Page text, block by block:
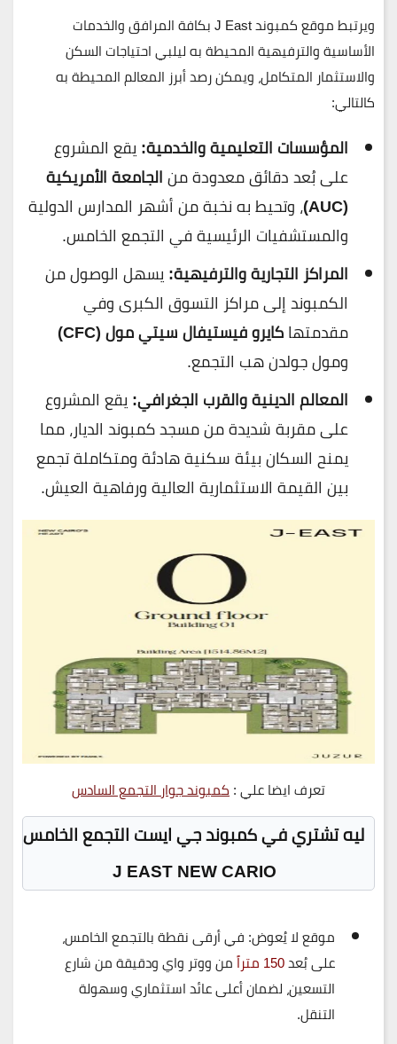
ويرتبط موقع كمبوندJ Eastبكافة المرافق والخدمات
الأساسية والترفيهية المحيطة به ليلبي احتياجات السكن
والاستثمار المتكامل، ويمكن رصد أبرز المعالم المحيطة به
كالتالي:
المؤسسات التعليمية والخدمية: يقع المشروع
على بُعد دقائق معدودة منالجامعة الأمريكية
(AUC)
، وتحيط به نخبة من أشهر المدارس الدولية
والمستشفيات الرئيسية في التجمع الخامس.
المراكز التجارية والترفيهية: يسهل الوصول من
الكمبوند إلى مراكز التسوق الكبرى وفي
مقدمتهاكايرو فيستيفال سيتي مول (CFC)
ومول جولدن هب التجمع.
المعالم الدينية والقرب الجغرافي: يقع المشروع
على مقربة شديدة من مسجد كمبوند الديار، مما
يمنح السكان بيئة سكنية هادئة ومتكاملة تجمع
بين القيمة الاستثمارية العالية ورفاهية العيش.
تعرف ايضا علي :كمبوند جوار التجمع السادس
ليه تشتري في كمبوند جي ايست التجمع الخامس
J EAST NEW CARIO
موقع لا يُعوض: في أرقى نقطة بالتجمع الخامس،
على بُعد150 متراً من ووتر وايودقيقة من شارع
التسعين، لضمان أعلى عائد استثماري وسهولة
التنقل.